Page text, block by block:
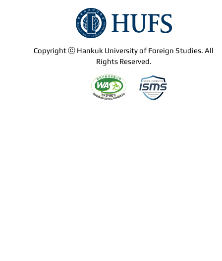
Copyright ⓒ Hankuk University of Foreign Studies. All
Rights Reserved.